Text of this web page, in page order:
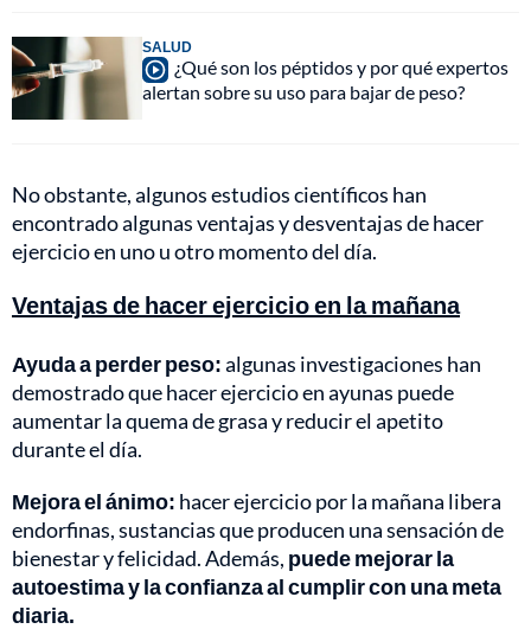
SALUD
¿Qué son los péptidos y por qué expertos
alertan sobre su uso para bajar de peso?
No obstante, algunos estudios científicos han
encontrado algunas ventajas y desventajas de hacer
ejercicio en uno u otro momento del día.
Ventajas de hacer ejercicio en la mañana
Ayuda a perder peso:algunas investigaciones han
demostrado que hacer ejercicio en ayunas puede
aumentar la quema de grasa y reducir el apetito
durante el día.
Mejora el ánimo: hacer ejercicio por la mañana libera
endorfinas, sustancias que producen una sensación de
bienestar y felicidad. Además, puede mejorar la
autoestima y la confianza al cumplir con una meta
diaria.